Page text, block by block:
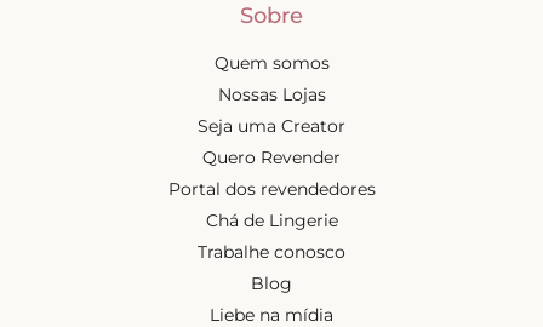
Sobre
Quem somos
Nossas Lojas
Seja uma Creator
Quero Revender
Portal dos revendedores
Chá de Lingerie
Trabalhe conosco
Blog
Liebe na mídia